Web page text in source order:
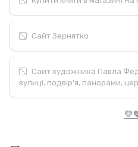
Сайт Зернятко
Сайт художника Павла
вулиці, подвір'я, панорами,